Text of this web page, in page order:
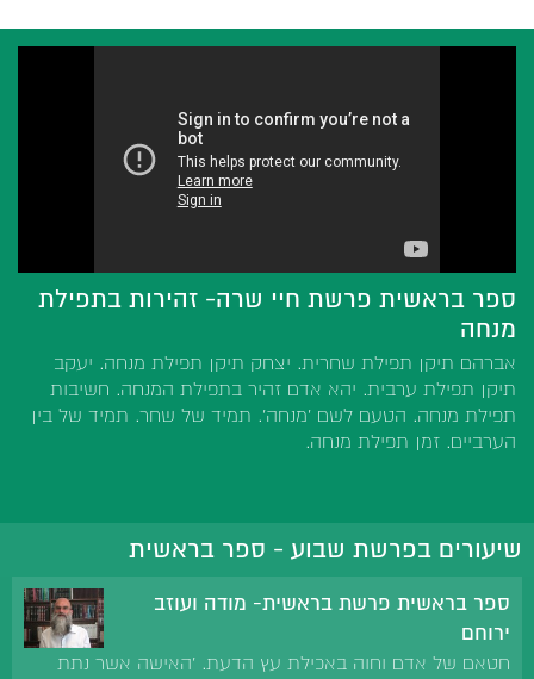
ספר בראשית פרשת חיי שרה- זהירות בתפילת
מנחה
אברהם תיקן תפילת שחרית. יצחק תיקן תפילת מנחה. יעקב
תיקן תפילת ערבית. יהא אדם זהיר בתפילת המנחה. חשיבות
תפילת מנחה. הטעם לשם 'מנחה'. תמיד של שחר. תמיד של בין
הערביים. זמן תפילת מנחה.
שיעורים בפרשת שבוע - ספר בראשית
ספר בראשית פרשת בראשית- מודה ועוזב
ירוחם
חטאם של אדם וחוה באכילת עץ הדעת. 'האישה אשר נתת